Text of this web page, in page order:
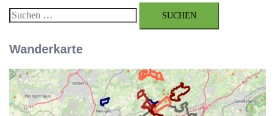
Suchen
Wanderkarte